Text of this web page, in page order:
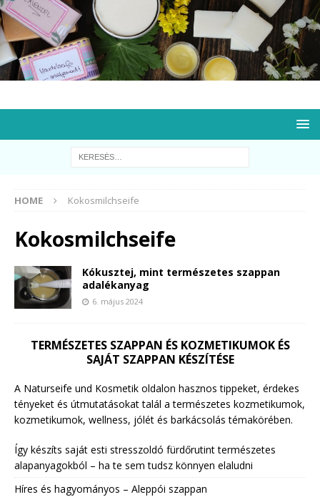
HOME Kokosmilchseife
Kokosmilchseife
Kókusztej, mint természetes szappan
adalékanyag
6. május 2024
TERMÉSZETES SZAPPAN ÉS KOZMETIKUMOK ÉS
SAJÁT SZAPPAN KÉSZÍTÉSE
A Naturseife und Kosmetik oldalon hasznos tippeket, érdekes
tényeket és útmutatásokat talál a természetes kozmetikumok,
kozmetikumok, wellness, jólét és barkácsolás témakörében.
Így készíts saját esti stresszoldó fürdőrutint természetes
alapanyagokból – ha te sem tudsz könnyen elaludni
Híres és hagyományos – Aleppói szappan